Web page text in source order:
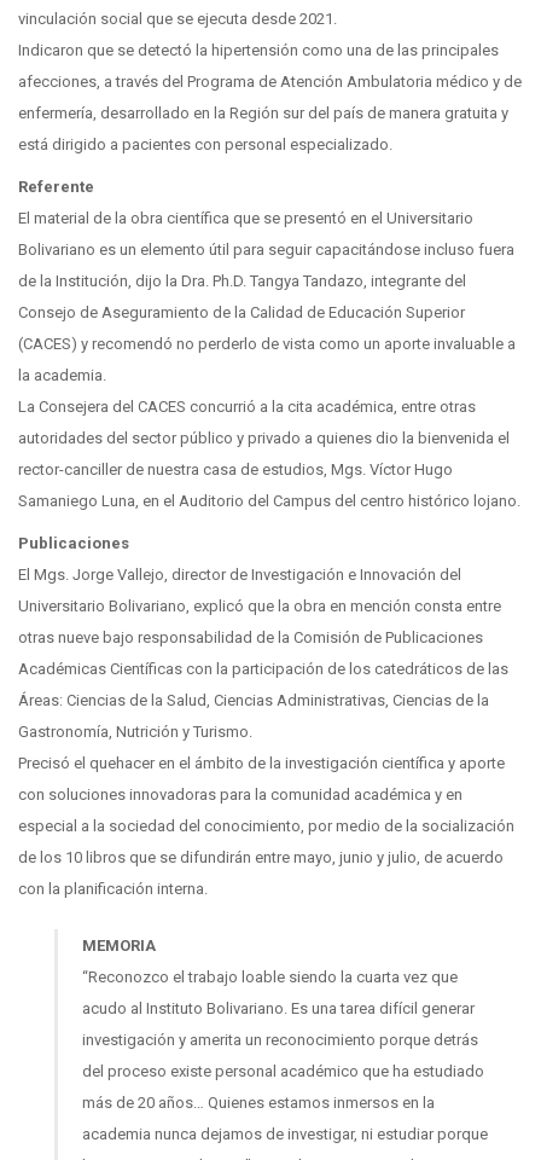
vinculación social que se ejecuta desde 2021.
Indicaron que se detectó la hipertensión como una de las principales
afecciones, a través del Programa de Atención Ambulatoria médico y de
enfermería, desarrollado en la Región sur del país de manera gratuita y
está dirigido a pacientes con personal especializado.
Referente
El material de la obra científica que se presentó en el Universitario
Bolivariano es un elemento útil para seguir capacitándose incluso fuera
de la Institución, dijo la Dra. Ph.D. Tangya Tandazo, integrante del
Consejo de Aseguramiento de la Calidad de Educación Superior
(CACES) y recomendó no perderlo de vista como un aporte invaluable a
la academia.
La Consejera del CACES concurrió a la cita académica, entre otras
autoridades del sector público y privado a quienes dio la bienvenida el
rector-canciller de nuestra casa de estudios, Mgs. Víctor Hugo
Samaniego Luna, en el Auditorio del Campus del centro histórico lojano.
Publicaciones
El Mgs. Jorge Vallejo, director de Investigación e Innovación del
Universitario Bolivariano, explicó que la obra en mención consta entre
otras nueve bajo responsabilidad de la Comisión de Publicaciones
Académicas Científicas con la participación de los catedráticos de las
Áreas: Ciencias de la Salud, Ciencias Administrativas, Ciencias de la
Gastronomía, Nutrición y Turismo.
Precisó el quehacer en el ámbito de la investigación científica y aporte
con soluciones innovadoras para la comunidad académica y en
especial a la sociedad del conocimiento, por medio de la socialización
de los 10 libros que se difundirán entre mayo, junio y julio, de acuerdo
con la planificación interna.
MEMORIA
“Reconozco el trabajo loable siendo la cuarta vez que
acudo al Instituto Bolivariano. Es una tarea difícil generar
investigación y amerita un reconocimiento porque detrás
del proceso existe personal académico que ha estudiado
más de 20 años… Quienes estamos inmersos en la
academia nunca dejamos de investigar, ni estudiar porque